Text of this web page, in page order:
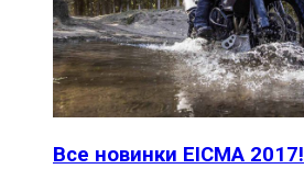
Все новинки EICMA 2017!